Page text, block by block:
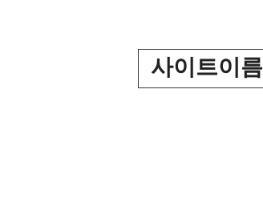
사이트이름